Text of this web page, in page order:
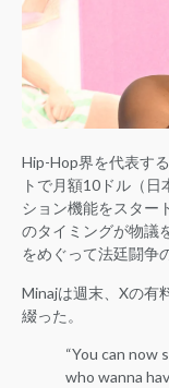
Hip-Hop界を代表す
トで月額10ドル（
ション機能をスター
のタイミングが物議
をめぐって法廷闘争
Minajは週末、Xの有
綴った。
“You can now
who wanna